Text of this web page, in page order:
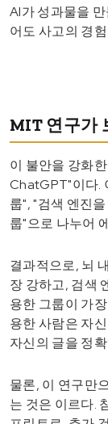
AI가 성과물을
어도 사고의 경
MIT 연구가
이 불안을 강화
ChatGPT"이다.
룹", "검색 엔진
룹"으로 나누어
결과적으로, 뇌
장 강하고, 검색
용한 그룹이 가
용한 사람은 자
자신의 글을 정
물론, 이 연구만
는 것은 이르다.